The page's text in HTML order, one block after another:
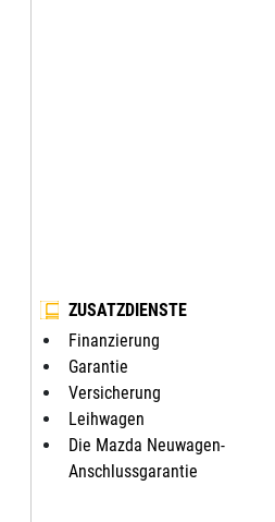
ZUSATZDIENSTE
Finanzierung
Garantie
Versicherung
Leihwagen
Die Mazda Neuwagen-
Anschlussgarantie